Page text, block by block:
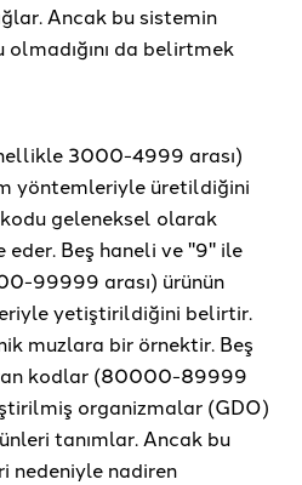
Ancak bu sistemin
olmadığını da belirtmek
3000-4999 arası)
yöntemleriyle üretildiğini
geleneksel olarak
Beş haneli ve "9" ile
99999 arası) ürünün
yetiştirildiğini belirtir.
muzlara bir örnektir. Beş
kodlar (80000-89999
organizmalar (GDO)
tanımlar. Ancak bu
nedeniyle nadiren